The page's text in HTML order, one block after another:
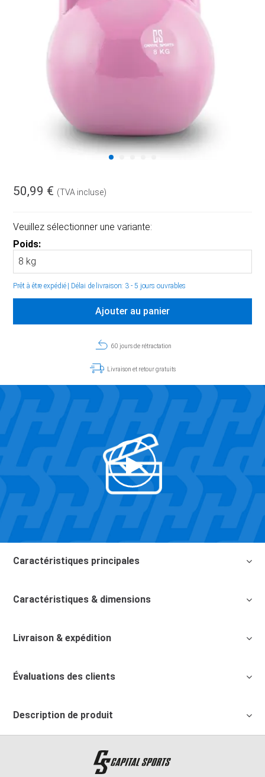
50,99 € (TVA incluse)
Veuillez sélectionner une variante:
Poids:
Prêt à être expédié Délai de livraison: 3 - 5 jours ouvrables
Ajouter au panier
60 jours de rétractation
Livraison et retour gratuits
Caractéristiques principales
Caractéristiques & dimensions
Livraison & expédition
Évaluations des clients
Description de produit